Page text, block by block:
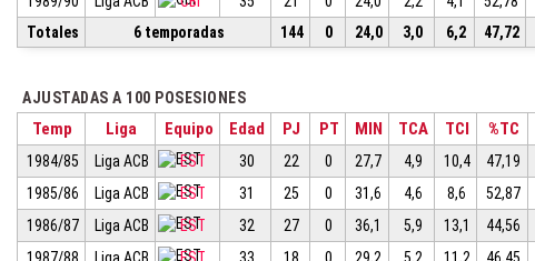
Totales
6 temporadas 144 0 24,0 3,0 6,2 47,72
AJUSTADAS A 100 POSESIONES
Temp Liga Equipo Edad PJ PT MIN TCA TCI %TC
1984/85 Liga ACB EST 30 22 0 27,7 4,9 10,4 47,19
1985/86
Liga ACB EST 31 25 0 31,6 4,6 8,6 52,87
1986/87
Liga ACB EST 32 27 0 36,1 5,9 13,1 44,56